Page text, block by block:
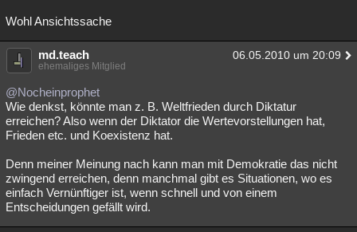
Wohl Ansichtssache
md.teach 06.05.2010 um 20:09
ehemaliges Mitglied
@Nocheinprophet
Wie denkst, könnte man z. B. Weltfrieden durch Diktatur
erreichen? Also wenn der Diktator die Wertevorstellungen hat,
Frieden etc. und Koexistenz hat.
Denn meiner Meinung nach kann man mit Demokratie das nicht
zwingend erreichen, denn manchmal gibt es Situationen, wo es
einfach Vernünftiger ist, wenn schnell und von einem
Entscheidungen gefällt wird.